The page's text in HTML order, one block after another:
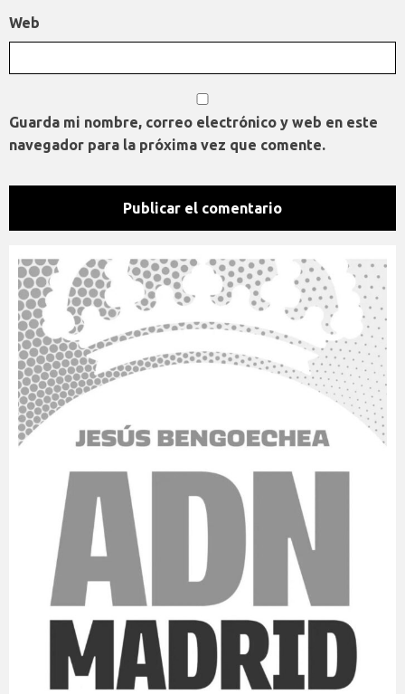
Web
Guarda mi nombre, correo electrónico y web en este
navegador para la próxima vez que comente.